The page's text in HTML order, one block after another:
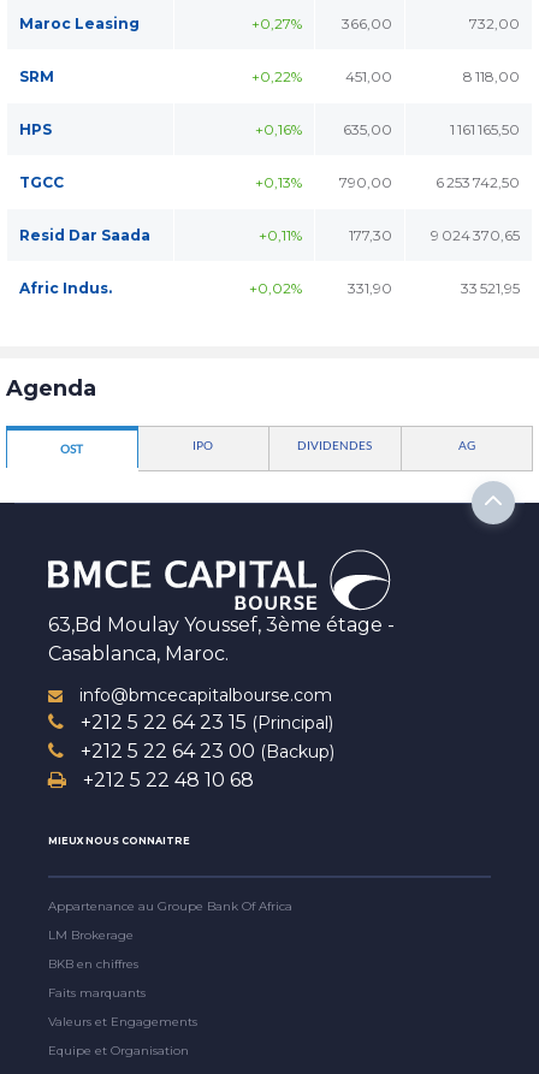
Maroc Leasing +0,27% 366,00 732,00
SRM +0,22% 451,00 8 118,00
HPS +0,16% 635,00 1 161 165,50
TGCC +0,13% 790,00 6 253 742,50
Resid Dar Saada +0,11% 177,30 9 024 370,65
Afric Indus. +0,02% 331,90 33 521,95
Agenda
OST IPO DIVIDENDES AG
63,Bd Moulay Youssef, 3ème étage -
Casablanca, Maroc.
info@bmcecapitalbourse.com
+212 5 22 64 23 15 (Principal)
+212 5 22 64 23 00 (Backup)
+212 5 22 48 10 68
MIEUX NOUS CONNAITRE
Appartenance au Groupe Bank Of Africa
LM Brokerage
BKB en chiffres
Faits marquants
Valeurs et Engagements
Equipe et Organisation